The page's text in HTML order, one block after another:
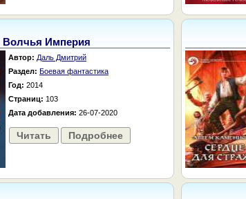
Волчья Империя
Автор: Даль Дмитрий
Раздел: Боевая фантастика
Год: 2014
Страниц: 103
Дата добавления: 26-07-2020
Читать Подробнее